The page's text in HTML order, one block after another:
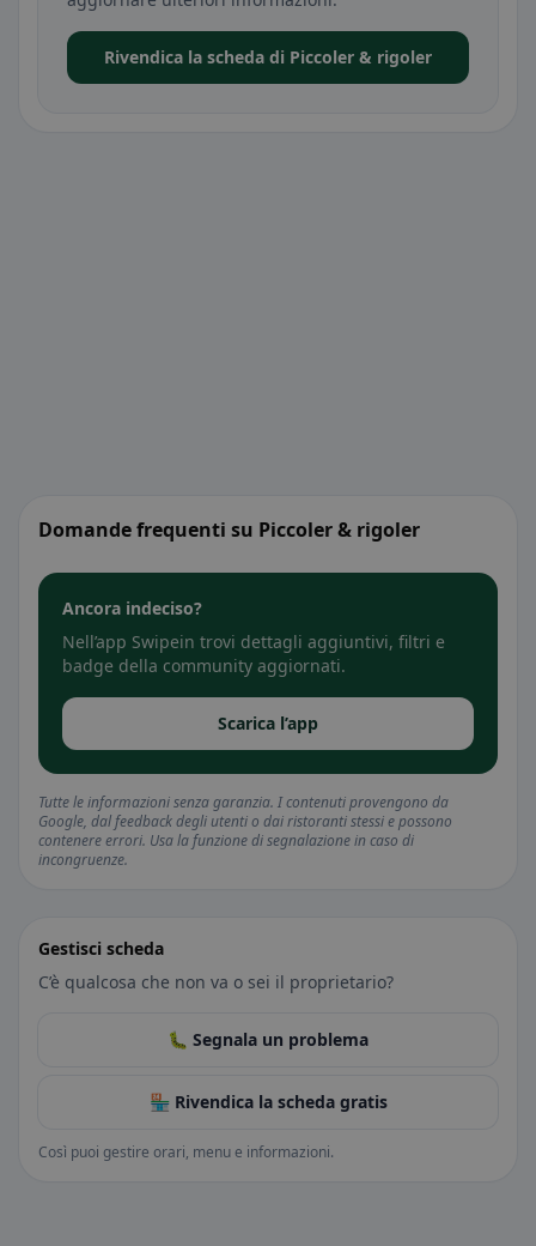
Rivendica la scheda di Piccoler & rigoler
Domande frequenti su Piccoler & rigoler
Ancora indeciso?
Nell’app Swipein trovi dettagli aggiuntivi, filtri e
badge della community aggiornati.
Scarica l’app
Tutte le informazioni senza garanzia. I contenuti provengono da
Google, dal feedback degli utenti o dai ristoranti stessi e possono
contenere errori. Usa la funzione di segnalazione in caso di
incongruenze.
Gestisci scheda
C’è qualcosa che non va o sei il proprietario?
🐛 Segnala un problema
🏪 Rivendica la scheda gratis
Così puoi gestire orari, menu e informazioni.